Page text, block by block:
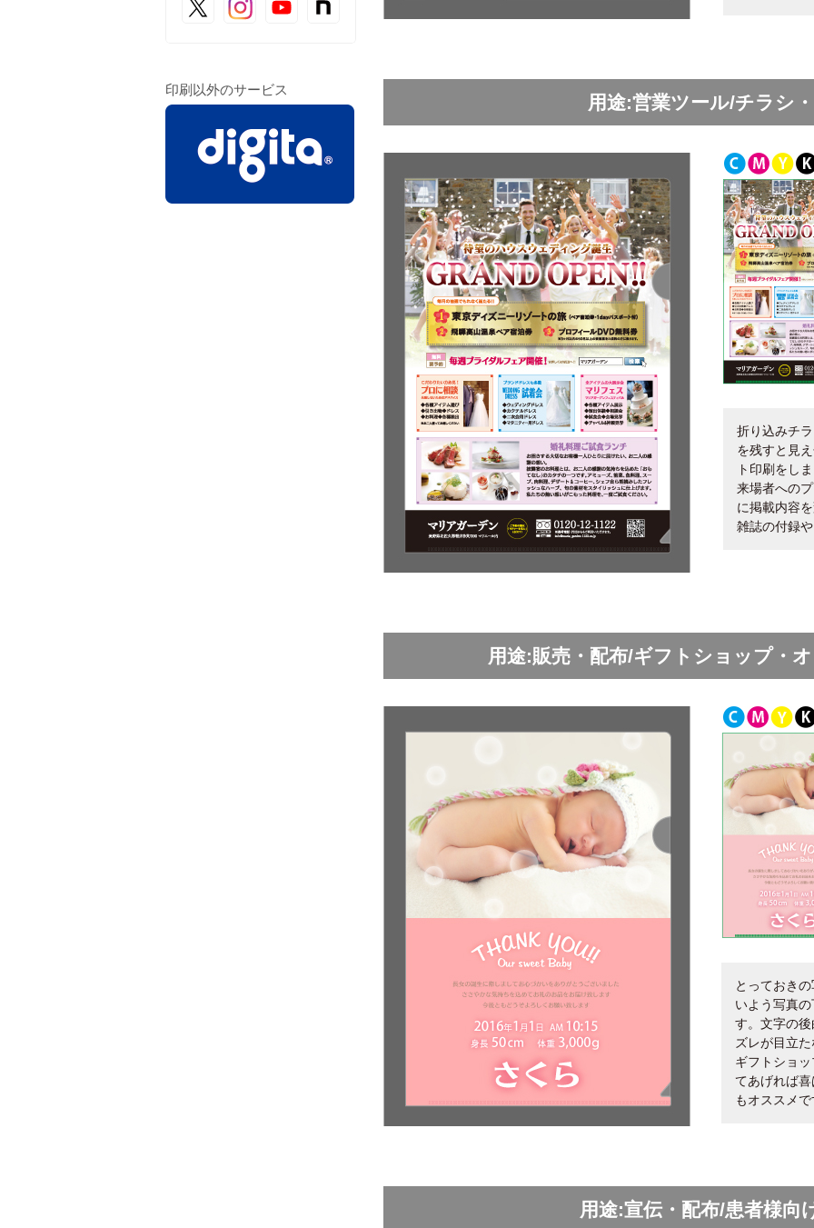
印刷以外のサービス
用途:営業ツール/チラシ
折り込みチ
を残すと見
ト印刷をし
来場者への
に掲載内容
雑誌の付録
用途:販売・配布/ギフトショップ・
とっておき
いよう写真
す。文字の
ズレが目立
ギフトショ
てあげれば
もオススメ
用途:宣伝・配布/患者様向